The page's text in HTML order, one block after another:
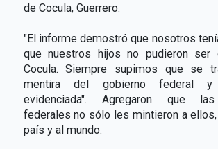
de Cocula, Guerrero.
"El informe demostró que nosotros
que nuestros hijos no pudieron ser
Cocula. Siempre supimos que se
mentira del gobierno federal
evidenciada". Agregaron que las
federales no sólo les mintieron a
país y al mundo.